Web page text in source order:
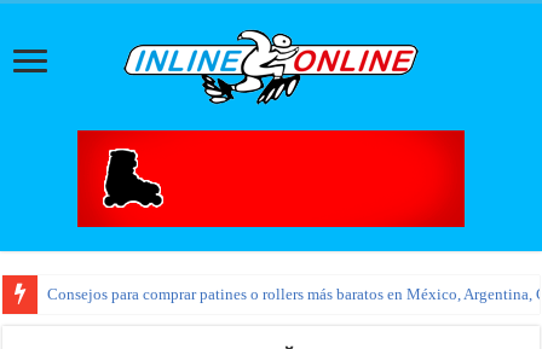
Consejos para comprar patines o rollers más baratos en México, Argentina,